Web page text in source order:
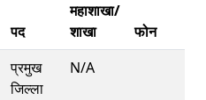
पद
महाशाखा/
शाखा
फोन
प्रमुख
जिल्ला
N/A